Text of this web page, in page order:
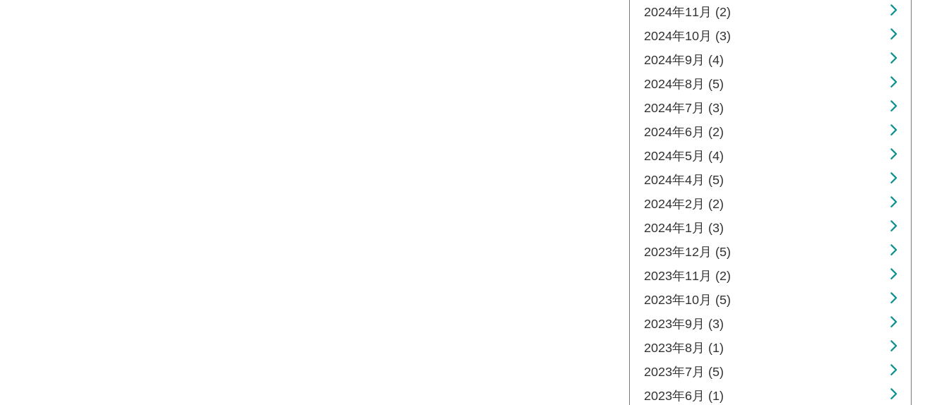
2024年11月 (2)
2024年10月 (3)
2024年9月 (4)
2024年8月 (5)
2024年7月 (3)
2024年6月 (2)
2024年5月 (4)
2024年4月 (5)
2024年2月 (2)
2024年1月 (3)
2023年12月 (5)
2023年11月 (2)
2023年10月 (5)
2023年9月 (3)
2023年8月 (1)
2023年7月 (5)
2023年6月 (1)